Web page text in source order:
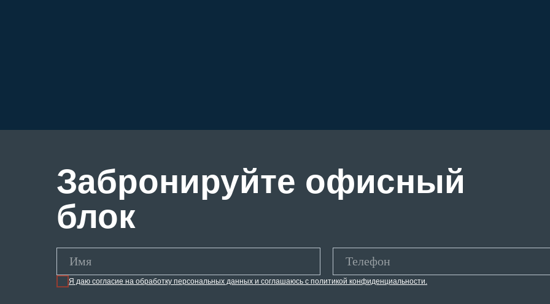
Я даю согласие на обработку персональных данных и соглашаюсь c политикой конфиденциальности.
Забронируйте офисный
блок